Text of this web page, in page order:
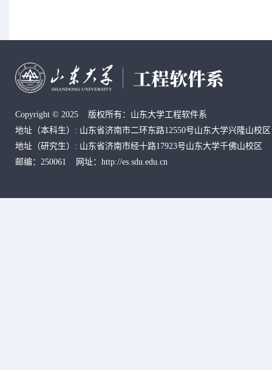
Copyright © 2025 版权所有：山东大学工程软件系
地址 （本科生） : 山东省济南市二环东路12550号山东大学兴隆山校区
地址 （研究生） : 山东省济南市经十路17923号山东大学千佛山校区
邮编：250061 网址：http://es.sdu.edu.cn